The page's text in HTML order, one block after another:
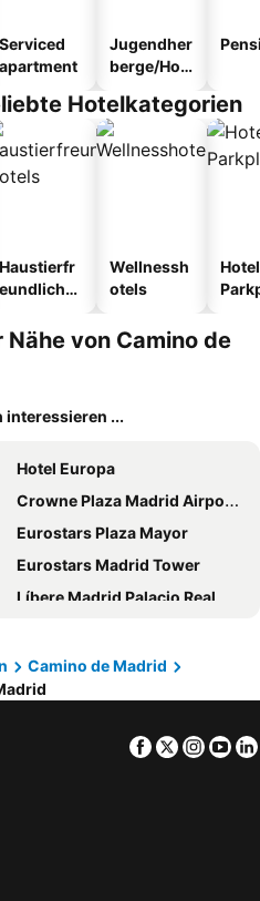
Serviced
apartment
Jugendher
berge/Hos
Hotelkategorien
Haustierfr
eundliche
Wellnessh
otels
von Camino de
interessieren ...
Hotel Europa
Crowne Plaza Madrid Airport By Ihg
Eurostars Plaza Mayor
Eurostars Madrid Tower
Líbere Madrid Palacio Real
Leonardo Hotel Madrid City Center
Emperador
NH Madrid Ribera del Manzanares
Camino de Madrid
Facebook
Twitter